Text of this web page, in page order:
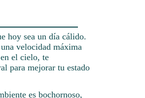
hoy sea un día cálido.
velocidad máxima
el cielo, te
para mejorar tu estado
es bochornoso,